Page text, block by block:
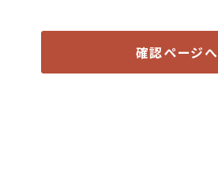
確認ページへ